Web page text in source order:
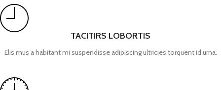
TACITIRS LOBORTIS
Elis mus a habitant mi suspendisse adipiscing ultricies torquent id urna.